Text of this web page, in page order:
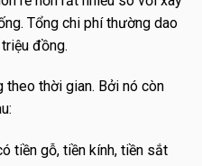
Tổng chi phí thường dao
đồng.
theo thời gian. Bởi nó còn
tiền gỗ, tiền kính, tiền sắt